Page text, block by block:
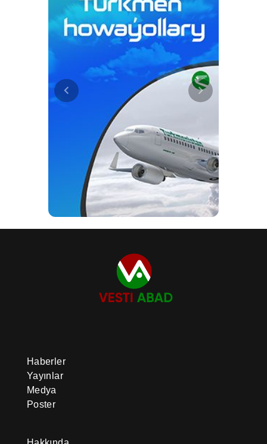
Haberler
Yayınlar
Medya
Poster